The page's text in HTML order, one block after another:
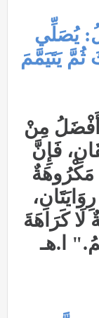
يُصَلِّي
ثُمَّ يَتَيَمَّمَ
أَفْضَلُ مِنْ
فَإِنَّ
مَكْرُوهَةٌ
لَا كَرَاهَةَ
ا.هـ